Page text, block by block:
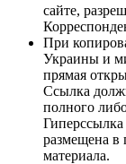
сайте,
При
Украины и
прямая
Ссылка
полного
размещена в
материала.